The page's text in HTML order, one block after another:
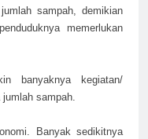
sampah, demikian
memerlukan
banyaknya kegiatan/
sampah.
Banyak sedikitnya